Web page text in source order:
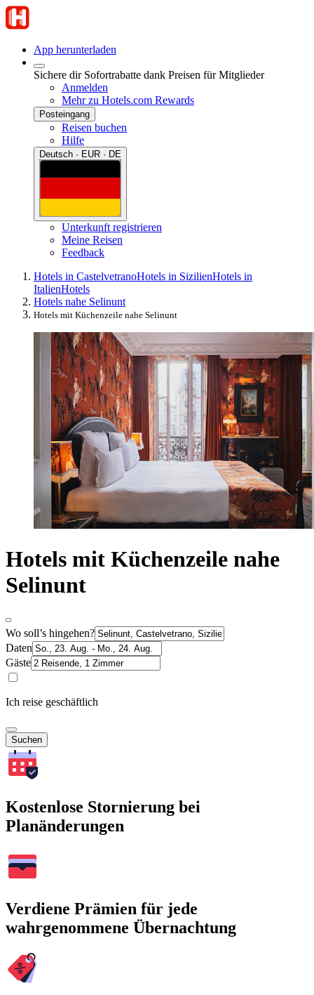
App herunterladen
Sichere dir Sofortrabatte dank Preisen für Mitglieder
Anmelden
Mehr zu Hotels.com Rewards
Posteingang
Reisen buchen
Hilfe
Deutsch · EUR · DE
Unterkunft registrieren
Meine Reisen
Feedback
Hotels in CastelvetranoHotels in SizilienHotels in
ItalienHotels
Hotels nahe Selinunt
Hotels mit Küchenzeile nahe Selinunt
Hotels mit Küchenzeile nahe
Selinunt
Wo soll’s hingehen?
Daten
Gäste
Ich reise geschäftlich
Suchen
Kostenlose Stornierung bei
Planänderungen
Verdiene Prämien für jede
wahrgenommene Übernachtung